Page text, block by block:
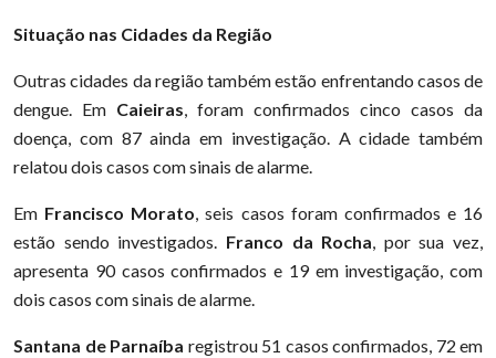
Situação nas Cidades da Região
Outras cidades da região também estão enfrentando casos de
dengue. Em Caieiras, foram confirmados cinco casos da
doença, com 87 ainda em investigação. A cidade também
relatou dois casos com sinais de alarme.
Em Francisco Morato, seis casos foram confirmados e 16
estão sendo investigados. Franco da Rocha, por sua vez,
apresenta 90 casos confirmados e 19 em investigação, com
dois casos com sinais de alarme.
Santana de Parnaíba registrou 51 casos confirmados, 72 em